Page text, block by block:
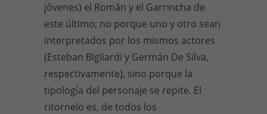
jóvenes) el Román y el Garrincha de
este último; no porque uno y otro sean
interpretados por los mismos actores
(Esteban Bigliardi y Germán De Silva,
respectivamente), sino porque la
tipología del personaje se repite. El
ritornelo es, de todos los